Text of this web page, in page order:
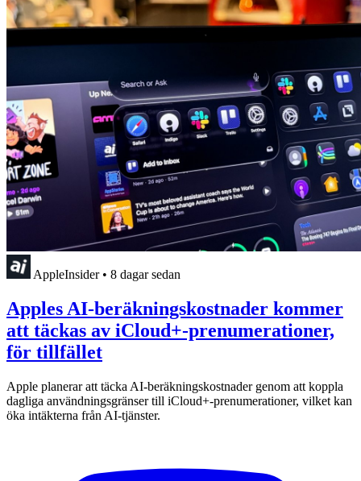
AppleInsider • 8 dagar sedan
Apples AI-beräkningskostnader kommer
att täckas av iCloud+-prenumerationer,
för tillfället
Apple planerar att täcka AI-beräkningskostnader genom att koppla
dagliga användningsgränser till iCloud+-prenumerationer, vilket kan
öka intäkterna från AI-tjänster.